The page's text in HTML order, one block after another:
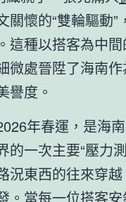
關懷的“雙輪驅動
這種以搭客為中
微處晉陞了海南
譽度。
年春運，是海
的一次主要“壓力
況東西的往來穿
。當每一位搭客